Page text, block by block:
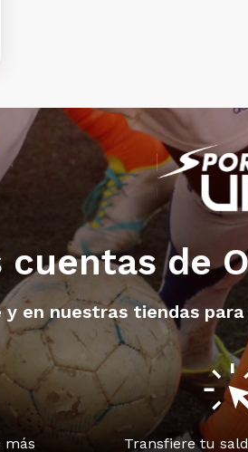
de
en nuestras tiendas
más
Transfiere tu